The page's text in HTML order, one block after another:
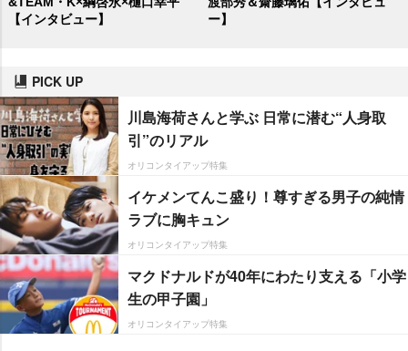
【インタビュー】
ー】
PICK UP
川島海荷さんと学ぶ 日常に潜む“人身取
引”のリアル
オリコンタイアップ特集
イケメンてんこ盛り！尊すぎる男子の純情
ラブに胸キュン
オリコンタイアップ特集
マクドナルドが40年にわたり支える「小学
生の甲子園」
オリコンタイアップ特集